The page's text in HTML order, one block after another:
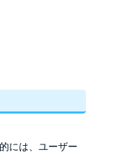
には、ユーザー